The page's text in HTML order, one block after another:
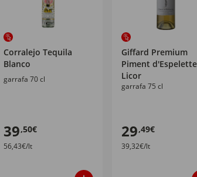
Corralejo Tequila
Blanco
garrafa 70 cl
39,50€
56,43€/lt
Giffard Premium
Piment d'Espelette
Licor
garrafa 75 cl
29,49€
39,32€/lt